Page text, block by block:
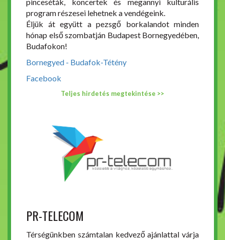
program részesei lehetnek a vendégeink.
Éljük át együtt a pezsgő borkalandot minden
hónap első szombatján Budapest Bornegyedében,
Budafokon!
Bornegyed - Budafok-Tétény
Facebook
Teljes hirdetés megtekintése >>
PR-TELECOM
Térségünkben számtalan kedvező ajánlattal várja